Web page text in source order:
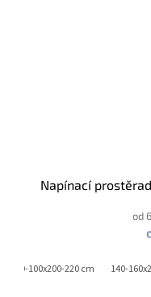
Napínací
od
90-100x200-220 cm 140-